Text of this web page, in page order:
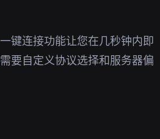
键连接功能让您在几秒钟内即
要自定义协议选择和服务器偏